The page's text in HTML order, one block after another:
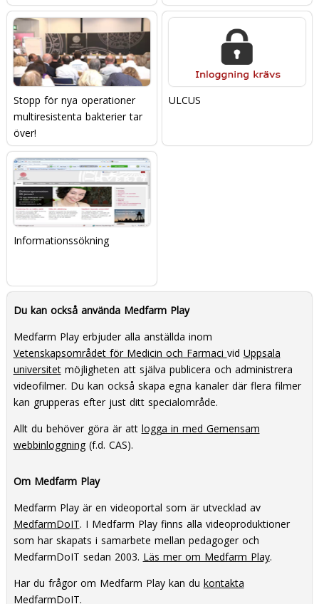
Stopp för nya operationer 
multiresistenta bakterier tar
över!
ULCUS
Informationssökning
Du kan också använda Medfarm Play
Medfarm Play erbjuder alla anställda inom
Vetenskapsområdet för Medicin och Farmaci vid Uppsala
universitetmöjligheten att själva publicera och administrera
videofilmer. Du kan också skapa egna kanaler där flera filmer
kan grupperas efter just ditt specialområde.
Allt du behöver göra är att logga in med Gemensam
webbinloggning(f.d. CAS).
Om Medfarm Play
Medfarm Play är en videoportal som är utvecklad av
MedfarmDoIT. I Medfarm Play finns alla videoproduktioner
som har skapats i samarbete mellan pedagoger och
MedfarmDoIT sedan 2003. Läs mer om Medfarm Play.
Har du frågor om Medfarm Play kan du kontakta
MedfarmDoIT.